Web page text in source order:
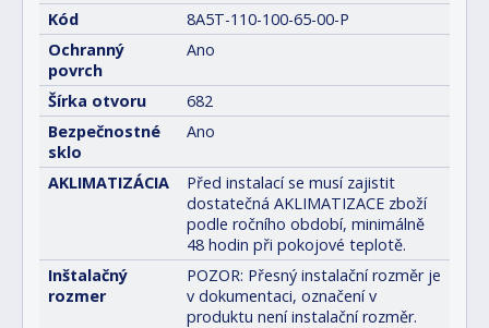
Kód
8A5T-110-100-65-00-P
Ochranný
povrch
Ano
Šírka otvoru
682
Bezpečnostné
sklo
Ano
AKLIMATIZÁCIA
Před instalací se musí zajistit
dostatečná AKLIMATIZACE zboží
podle ročního období, minimálně
48 hodin při pokojové teplotě.
Inštalačný
rozmer
POZOR: Přesný instalační rozměr je
v dokumentaci, označení v
produktu není instalační rozměr.